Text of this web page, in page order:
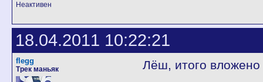
Неактивен
18.04.2011 10:22:21
flegg
Трек маньяк Лёш, итого